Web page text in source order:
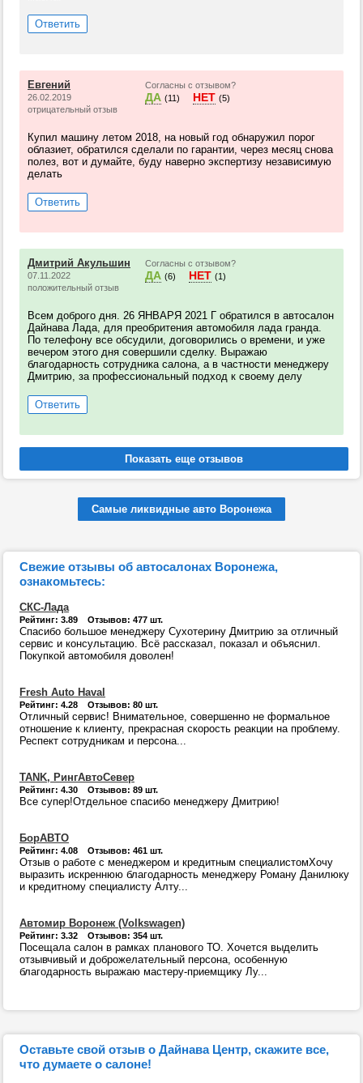
Ответить
Евгений
26.02.2019
отрицательный отзыв
Согласны с отзывом?
ДА (11) НЕТ (5)
Купил машину летом 2018, на новый год обнаружил порог
облазиет, обратился сделали по гарантии, через месяц снова
полез, вот и думайте, буду наверно экспертизу независимую
делать
Ответить
Дмитрий Акульшин
07.11.2022
положительный отзыв
Согласны с отзывом?
ДА (6) НЕТ (1)
Всем доброго дня. 26 ЯНВАРЯ 2021 Г обратился в автосалон
Дайнава Лада, для преобритения автомобиля лада гранда.
По телефону все обсудили, договорились о времени, и уже
вечером этого дня совершили сделку. Выражаю
благодарность сотрудника салона, а в частности менеджеру
Дмитрию, за профессиональный подход к своему делу
Ответить
Самые ликвидные авто Воронежа
Свежие отзывы об автосалонах Воронежа,
ознакомьтесь:
СКС-Лада
Рейтинг: 3.89 Отзывов: 477 шт.
Спасибо большое менеджеру Сухотерину Дмитрию за отличный
сервис и консультацию. Всё рассказал, показал и объяснил.
Покупкой автомобиля доволен!
Fresh Auto Haval
Рейтинг: 4.28 Отзывов: 80 шт.
Отличный сервис! Внимательное, совершенно не формальное
отношение к клиенту, прекрасная скорость реакции на проблему.
Респект сотрудникам и персона...
TANK, РингАвтоСевер
Рейтинг: 4.30 Отзывов: 89 шт.
Все супер!Отдельное спасибо менеджеру Дмитрию!
БорАВТО
Рейтинг: 4.08 Отзывов: 461 шт.
Отзыв о работе с менеджером и кредитным специалистомХочу
выразить искреннюю благодарность менеджеру Роману Данилюку
и кредитному специалисту Алту...
Автомир Воронеж (Volkswagen)
Рейтинг: 3.32 Отзывов: 354 шт.
Посещала салон в рамках планового ТО. Хочется выделить
отзывчивый и доброжелательный персона, особенную
благодарность выражаю мастеру-приемщику Лу...
Оставьте свой отзыв о Дайнава Центр, скажите все,
что думаете о салоне!